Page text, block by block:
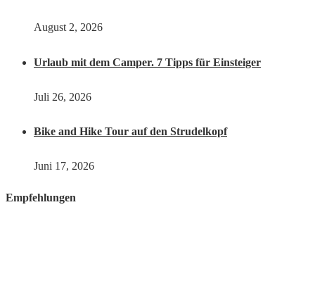
August 2, 2026
Urlaub mit dem Camper. 7 Tipps für Einsteiger
Juli 26, 2026
Bike and Hike Tour auf den Strudelkopf
Juni 17, 2026
Empfehlungen